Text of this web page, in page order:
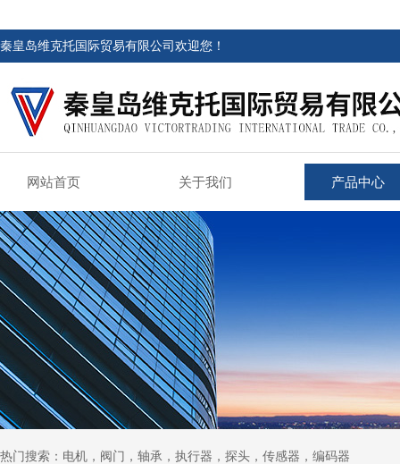
秦皇岛维克托国际贸易有限公司欢迎您！
网站首页 关于我们 产品中心
热门搜索：电机，阀门，轴承，执行器，探头，传感器，编码器